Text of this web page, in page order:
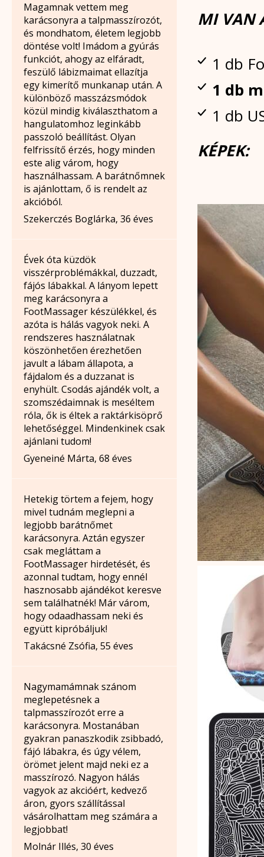
Magamnak vettem meg
karácsonyra a talpmasszírozót,
és mondhatom, életem legjobb
döntése volt! Imádom a gyúrás
funkciót, ahogy az elfáradt,
feszülő lábizmaimat ellazítja
egy kimerítő munkanap után. A
különböző masszázsmódok
közül mindig kiválaszthatom a
hangulatomhoz leginkább
passzoló beállítást. Olyan
felfrissítő érzés, hogy minden
este alig várom, hogy
használhassam. A barátnőmnek
is ajánlottam, ő is rendelt az
akcióból.
Szekerczés Boglárka, 36 éves
Évek óta küzdök
visszérproblémákkal, duzzadt,
fájós lábakkal. A lányom lepett
meg karácsonyra a
FootMassager készülékkel, és
azóta is hálás vagyok neki. A
rendszeres használatnak
köszönhetően érezhetően
javult a lábam állapota, a
fájdalom és a duzzanat is
enyhült. Csodás ajándék volt, a
szomszédaimnak is meséltem
róla, ők is éltek a raktárkisöprő
lehetőséggel. Mindenkinek csak
ajánlani tudom!
Gyeneiné Márta, 68 éves
Hetekig törtem a fejem, hogy
mivel tudnám meglepni a
legjobb barátnőmet
karácsonyra. Aztán egyszer
csak megláttam a
FootMassager hirdetését, és
azonnal tudtam, hogy ennél
hasznosabb ajándékot keresve
sem találhatnék! Már várom,
hogy odaadhassam neki és
együtt kipróbáljuk!
Takácsné Zsófia, 55 éves
Nagymamámnak szánom
meglepetésnek a
talpmasszírozót erre a
karácsonyra. Mostanában
gyakran panaszkodik zsibbadó,
fájó lábakra, és úgy vélem,
örömet jelent majd neki ez a
masszírozó. Nagyon hálás
vagyok az akcióért, kedvező
áron, gyors szállítással
vásárolhattam meg számára a
legjobbat!
Molnár Illés, 30 éves
MI VAN
1 db
1 db
1 db
KÉPEK: